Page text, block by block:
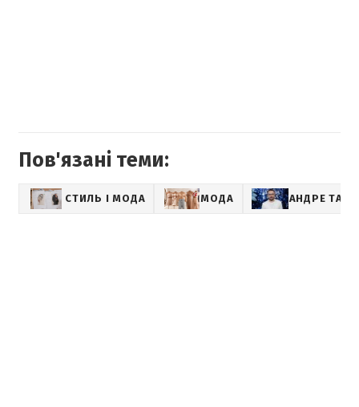
Пов'язані теми:
СТИЛЬ І МОДА МОДА АНДРЕ ТАН